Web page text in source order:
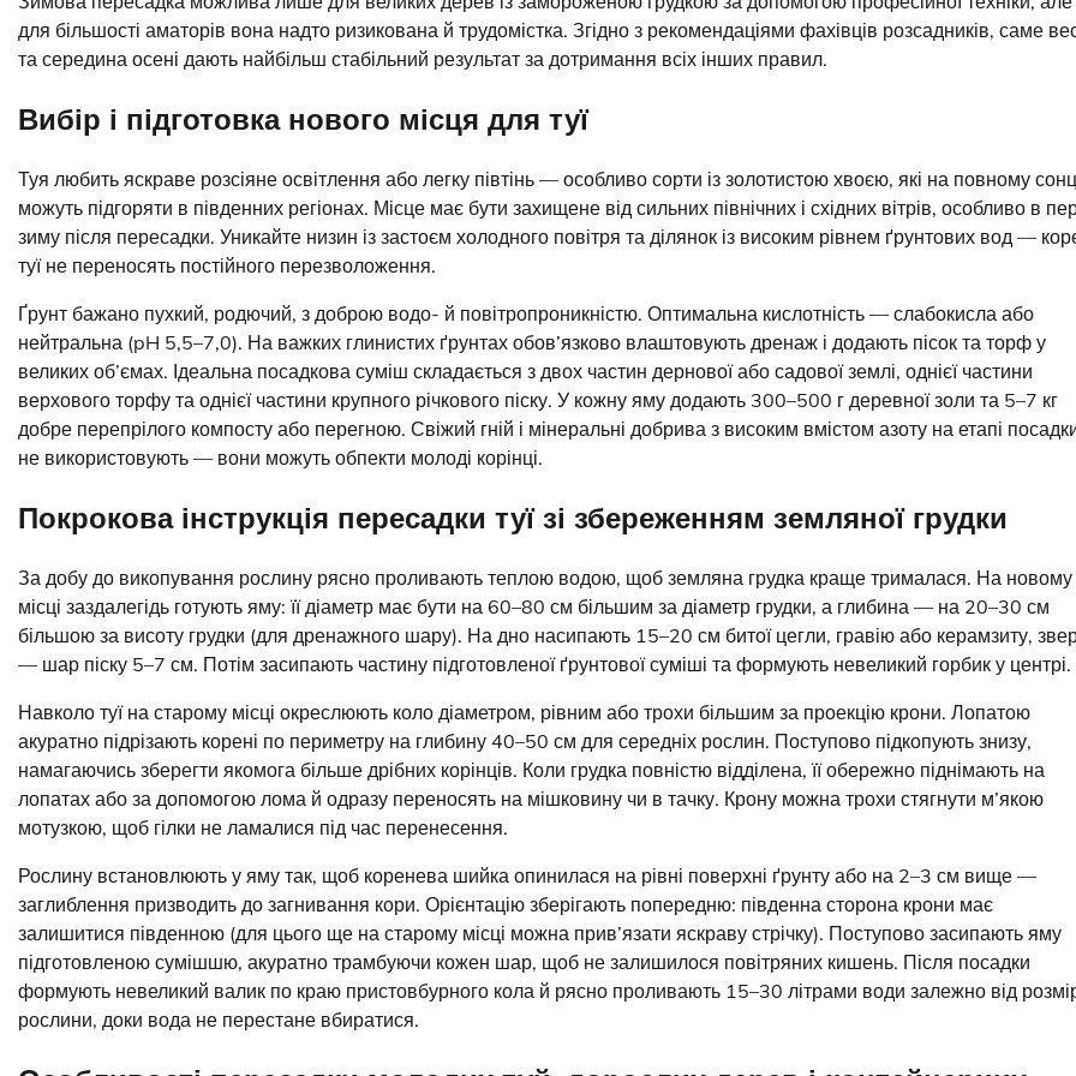
для більшості аматорів вона надто ризикована й трудомістка. Згідно з рекомендаціями фахівців розсадників, саме
та середина осені дають найбільш стабільний результат за дотримання всіх інших правил.
Вибір і підготовка нового місця для туї
Туя любить яскраве розсіяне освітлення або легку півтінь — особливо сорти із золотистою хвоєю, які на повному
можуть підгоряти в південних регіонах. Місце має бути захищене від сильних північних і східних вітрів, особливо в
зиму після пересадки. Уникайте низин із застоєм холодного повітря та ділянок із високим рівнем ґрунтових вод —
туї не переносять постійного перезволоження.
Ґрунт бажано пухкий, родючий, з доброю водо- й повітропроникністю. Оптимальна кислотність — слабокисла або
нейтральна (pH 5,5–7,0). На важких глинистих ґрунтах обов’язково влаштовують дренаж і додають пісок та торф у
великих об’ємах. Ідеальна посадкова суміш складається з двох частин дернової або садової землі, однієї частини
верхового торфу та однієї частини крупного річкового піску. У кожну яму додають 300–500 г деревної золи та 5–7 кг
добре перепрілого компосту або перегною. Свіжий гній і мінеральні добрива з високим вмістом азоту на етапі
не використовують — вони можуть обпекти молоді корінці.
Покрокова інструкція пересадки туї зі збереженням земляної грудки
За добу до викопування рослину рясно проливають теплою водою, щоб земляна грудка краще трималася. На новому
місці заздалегідь готують яму: її діаметр має бути на 60–80 см більшим за діаметр грудки, а глибина — на 20–30 см
більшою за висоту грудки (для дренажного шару). На дно насипають 15–20 см битої цегли, гравію або керамзиту,
— шар піску 5–7 см. Потім засипають частину підготовленої ґрунтової суміші та формують невеликий горбик у центрі.
Навколо туї на старому місці окреслюють коло діаметром, рівним або трохи більшим за проекцію крони. Лопатою
акуратно підрізають корені по периметру на глибину 40–50 см для середніх рослин. Поступово підкопують знизу,
намагаючись зберегти якомога більше дрібних корінців. Коли грудка повністю відділена, її обережно піднімають на
лопатах або за допомогою лома й одразу переносять на мішковину чи в тачку. Крону можна трохи стягнути м’якою
мотузкою, щоб гілки не ламалися під час перенесення.
Рослину встановлюють у яму так, щоб коренева шийка опинилася на рівні поверхні ґрунту або на 2–3 см вище —
заглиблення призводить до загнивання кори. Орієнтацію зберігають попередню: південна сторона крони має
залишитися південною (для цього ще на старому місці можна прив’язати яскраву стрічку). Поступово засипають яму
підготовленою сумішшю, акуратно трамбуючи кожен шар, щоб не залишилося повітряних кишень. Після посадки
формують невеликий валик по краю пристовбурного кола й рясно проливають 15–30 літрами води залежно від
рослини, доки вода не перестане вбиратися.